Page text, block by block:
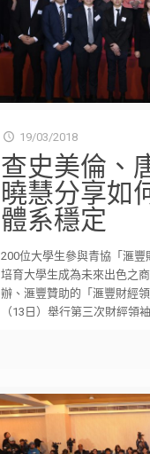
19/03/2018
查史美倫、
曉慧分享如
體系穩定
200位大學生參與青協「滙
培育大學生成為未來出色之
辦、滙豐贊助的「滙豐財經
（13日）舉行第三次財經領